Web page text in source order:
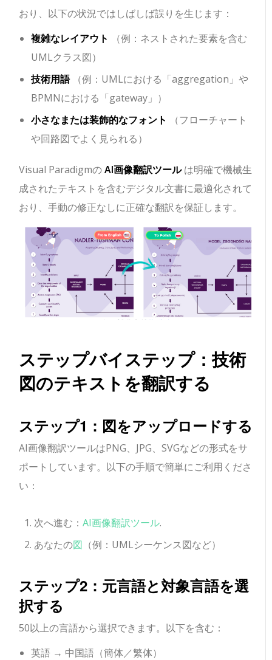
おり、以下の状況ではしばしば誤りを生じます：
複雑なレイアウト
（例：ネストされた要素を含む
UMLクラス図）
技術用語（例：UMLにおける「aggregation」や
BPMNにおける「gateway」）
小さなまたは装飾的なフォント
（フローチャート
や回路図でよく見られる）
Visual ParadigmのAI画像翻訳ツールは明確で機械生
成されたテキストを含むデジタル文書に最適化されて
おり、手動の修正なしに正確な翻訳を保証します。
ステップバイステップ：技術
図のテキストを翻訳する
ステップ1：図をアップロードする
AI画像翻訳ツールはPNG、JPG、SVGなどの形式をサ
ポートしています。以下の手順で簡単にご利用くださ
い：
次へ進む：AI画像翻訳ツール.
あなたの図 （例：UMLシーケンス図など）
ステップ2：元言語と対象言語を選
択する
50以上の言語から選択できます。以下を含む：
英語 → 中国語（簡体／繁体）